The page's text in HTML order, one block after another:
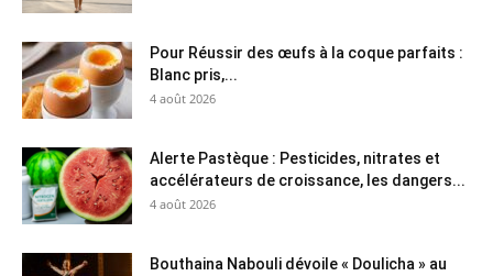
Pour Réussir des œufs à la coque parfaits :
Blanc pris,...
4 août 2026
Alerte Pastèque : Pesticides, nitrates et
accélérateurs de croissance, les dangers...
4 août 2026
Bouthaina Nabouli dévoile « Doulicha » au